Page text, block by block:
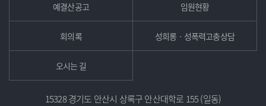
예결산공고 임원현황
회의록 성희롱ㆍ성폭력고충상담
오시는 길
15328 경기도 안산시 상록구 안산대학로 155 (일동)